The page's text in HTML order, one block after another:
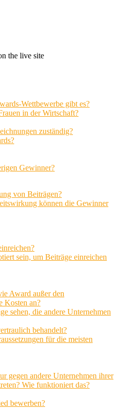
the live site
Wettbewerbe gibt es?
in der Wirtschaft?
zuständig?
Gewinner?
von Beiträgen?
können die Gewinner
sein, um Beiträge einreichen
Award außer den
Kosten an?
sehen, die andere Unternehmen
behandelt?
für die meisten
gegen andere Unternehmen ihrer
Wie funktioniert das?
bewerben?